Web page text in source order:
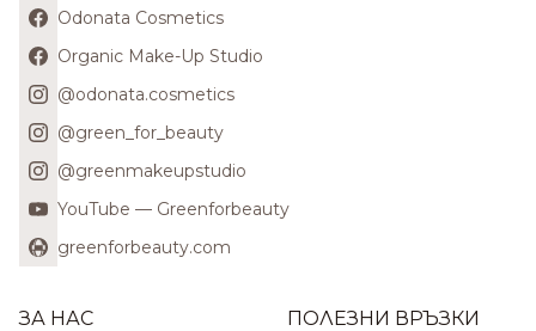
Odonata Cosmetics
Organic Make-Up Studio
@odonata.cosmetics
@green_for_beauty
@greenmakeupstudio
YouTube — Greenforbeauty
greenforbeauty.com
ЗА НАС ПОЛЕЗНИ ВРЪЗКИ